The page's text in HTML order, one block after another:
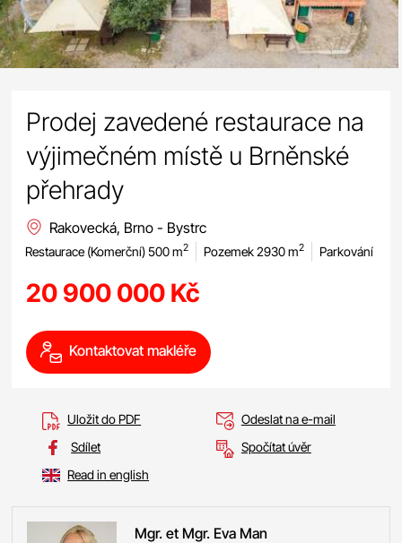
Prodej zavedené restaurace na
výjimečném místě u Brněnské
přehrady
Rakovecká, Brno - Bystrc
Restaurace (Komerční) 500 m2 Pozemek 2930 m2 Parkování
20 900 000 Kč
Kontaktovat makléře
Uložit do PDF
Odeslat na e-mail
Sdílet
Spočítat úvěr
Read in english
Mgr. et Mgr. Eva Man